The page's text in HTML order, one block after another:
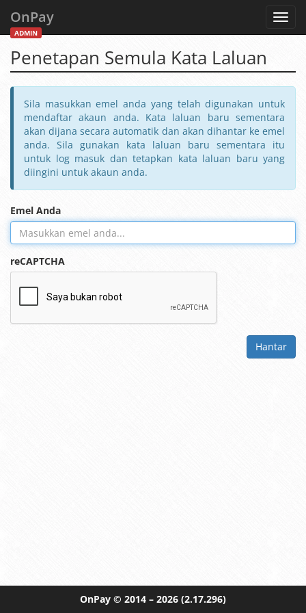
OnPay
ADMIN
Penetapan Semula Kata Laluan
Sila masukkan emel anda yang telah digunakan untuk
mendaftar akaun anda. Kata laluan baru sementara
akan dijana secara automatik dan akan dihantar ke emel
anda. Sila gunakan kata laluan baru sementara itu
untuk log masuk dan tetapkan kata laluan baru yang
diingini untuk akaun anda.
Emel Anda
reCAPTCHA
Hantar
OnPay © 2014 – 2026 (2.17.296)